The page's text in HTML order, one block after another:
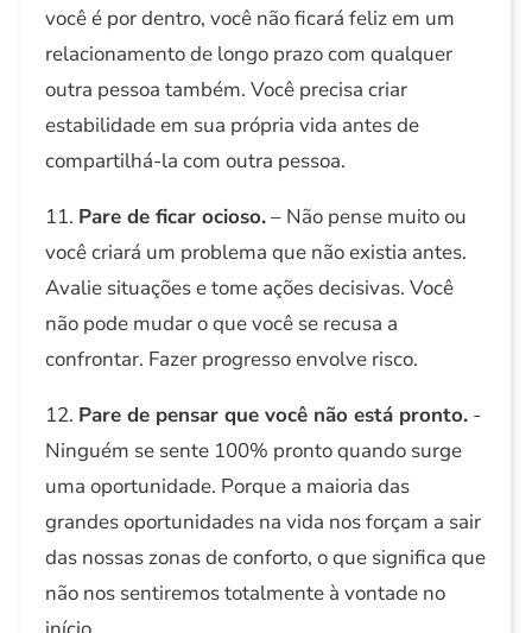
você é por dentro, você não ficará feliz em um
relacionamento de longo prazo com qualquer
outra pessoa também. Você precisa criar
estabilidade em sua própria vida antes de
compartilhá-la com outra pessoa.
11. Pare de ficar ocioso.– Não pense muito ou
você criará um problema que não existia antes.
Avalie situações e tome ações decisivas. Você
não pode mudar o que você se recusa a
confrontar. Fazer progresso envolve risco.
12. Pare de pensar que você não está pronto. -
Ninguém se sente 100% pronto quando surge
uma oportunidade. Porque a maioria das
grandes oportunidades na vida nos forçam a sair
das nossas zonas de conforto, o que significa que
não nos sentiremos totalmente à vontade no